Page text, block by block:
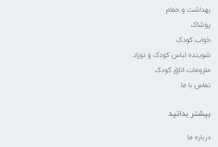
بهداشت و حمام
پوشاک
خواب کودک
شوینده لباس کودک و نوزاد
ملزومات اتاق کودک
تماس با ما
بیشتر بدانید
درباره ما